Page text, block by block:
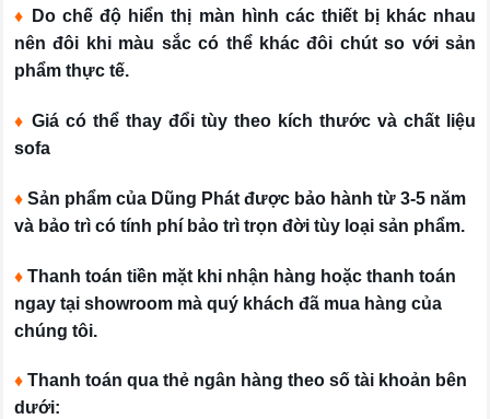
♦
Do chế độ hiển thị màn hình các thiết bị khác nhau
nên đôi khi màu sắc có thể khác đôi chút so với sản
phẩm thực tế.
♦ Giá có thể thay đổi tùy theo kích thước và chất liệu
sofa
♦ Sản phẩm của Dũng Phát được bảo hành từ 3-5 năm
và bảo trì có tính phí bảo trì trọn đời tùy loại sản phẩm.
♦ Thanh toán tiền mặt khi nhận hàng hoặc thanh toán
ngay tại showroom mà quý khách đã mua hàng của
chúng tôi.
♦ Thanh toán qua thẻ ngân hàng theo số tài khoản bên
dưới: